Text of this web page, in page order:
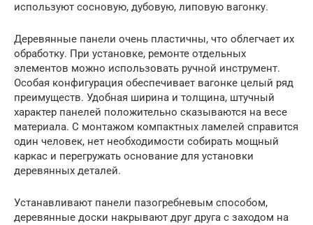
используют сосновую, дубовую, липовую вагонку.
Деревянные панели очень пластичны, что облегчает их
обработку. При установке, ремонте отдельных
элементов можно использовать ручной инструмент.
Особая конфигурация обеспечивает вагонке целый ряд
преимуществ. Удобная ширина и толщина, штучный
характер панелей положительно сказываются на весе
материала. С монтажом компактных ламелей справится
один человек, нет необходимости собирать мощный
каркас и перегружать основание для установки
деревянных деталей.
Устанавливают панели пазогребневым способом,
деревянные доски накрывают друг друга с заходом на